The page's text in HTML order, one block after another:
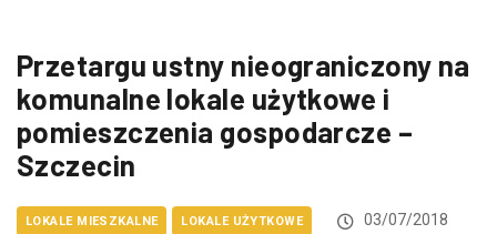
Przetargu ustny nieograniczony na
komunalne lokale użytkowe i
pomieszczenia gospodarcze –
Szczecin
LOKALE MIESZKALNE LOKALE UŻYTKOWE 03/07/2018